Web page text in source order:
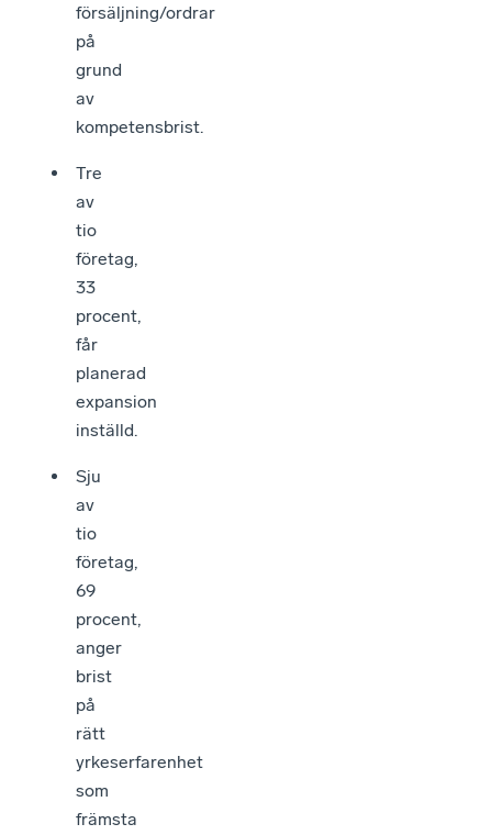
försäljning/ordrar
på
grund
av
kompetensbrist.
Tre
av
tio
företag,
33
procent,
får
planerad
expansion
inställd.
Sju
av
tio
företag,
69
procent,
anger
brist
på
rätt
yrkeserfarenhet
som
främsta